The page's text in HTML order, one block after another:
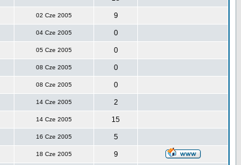
02 Cze 2005 9
04 Cze 2005 0
05 Cze 2005 0
08 Cze 2005 0
08 Cze 2005 0
14 Cze 2005 2
14 Cze 2005 15
16 Cze 2005 5
18 Cze 2005 9